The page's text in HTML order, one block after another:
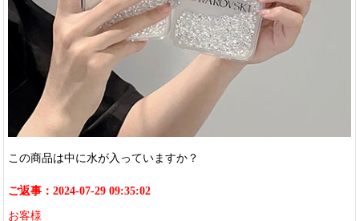
この商品は中に水が入っていますか？
ご返事：2024-07-29 09:35:02
お客様